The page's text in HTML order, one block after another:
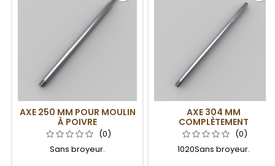
AXE 250 MM POUR MOULIN
À POIVRE
(0)
Sans broyeur.
AXE 304 MM
COMPLÈTEMENT
ENCASTRABLE POUR
MOULIN À POIVRE
(0)
1020Sans broyeur.